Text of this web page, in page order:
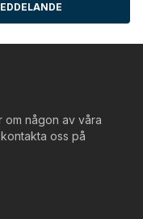
om någon av våra
oss på